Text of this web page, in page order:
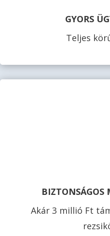
GYORS
Teljes
BIZTONSÁGOS
Akár 3 millió Ft